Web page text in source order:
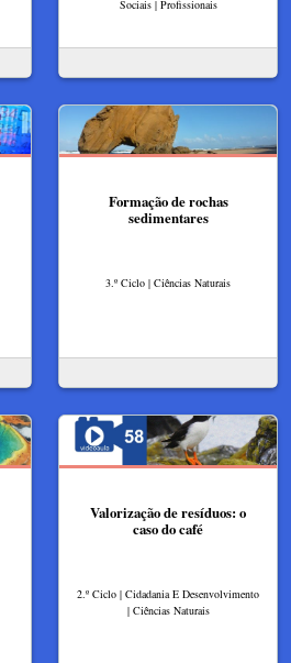
Sociais | Profissionais
Formação de rochas
sedimentares
3.º Ciclo | Ciências Naturais
Valorização de resíduos: o
caso do café
2.º Ciclo | Cidadania E Desenvolvimento
| Ciências Naturais